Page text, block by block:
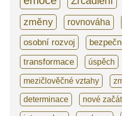
změny
rovnováha
osobní rozvoj
transformace úspěch
mezičlověčné vztahy
determinace nové